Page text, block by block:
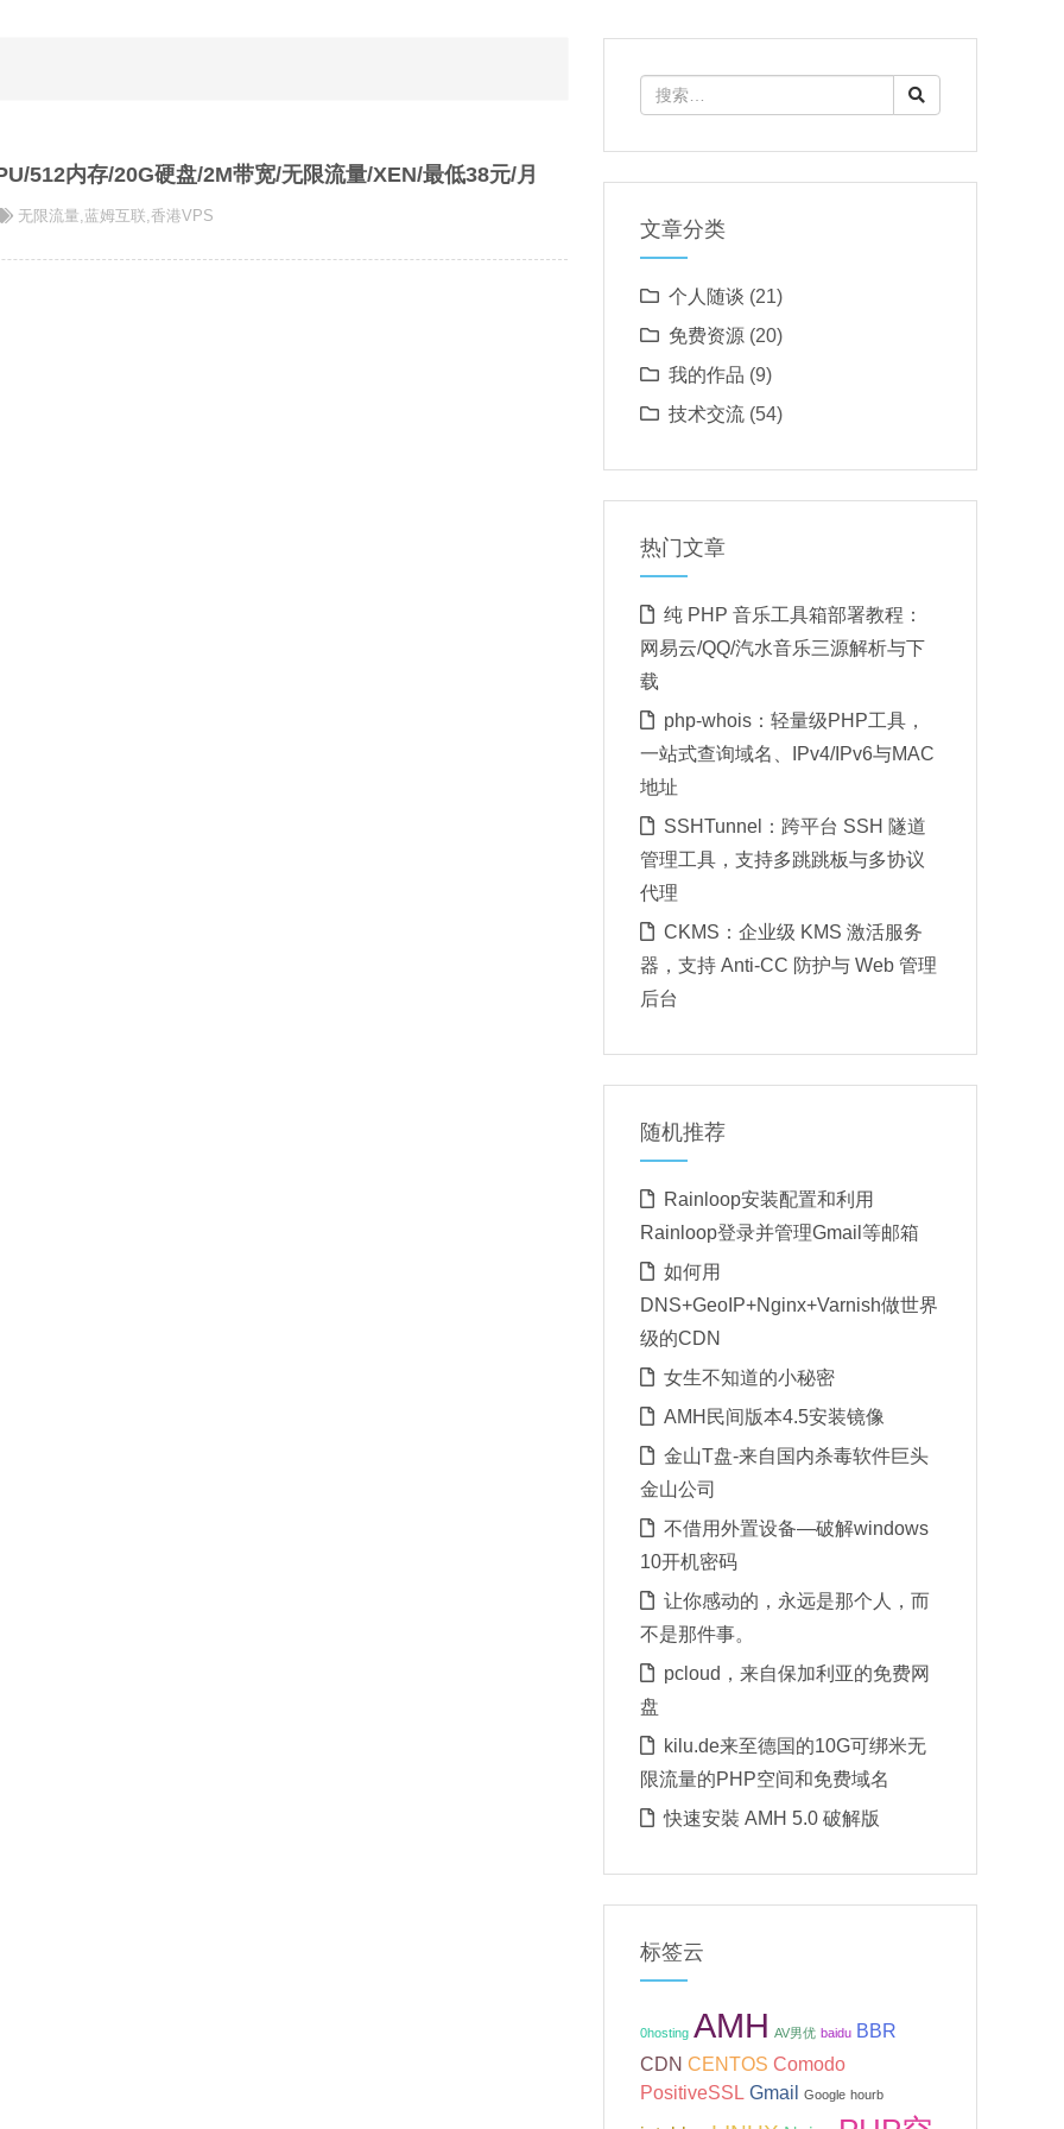
512内存/20G硬盘/2M带宽/无限流量/XEN/最低38元/月
无限流量,蓝姆互联,香港VPS
文章分类
个人随谈 (21)
免费资源(20)
我的作品 (9)
技术交流(54)
热门文章
纯 PHP 音乐工具箱部署教程：
网易云/QQ/汽水音乐三源解析与下
载
php-whois：轻量级PHP工具，
一站式查询域名、IPv4/IPv6与MAC
地址
SSHTunnel：跨平台 SSH 隧道
管理工具，支持多跳跳板与多协议
代理
CKMS：企业级 KMS 激活服务
器，支持 Anti-CC 防护与 Web 管理
后台
随机推荐
Rainloop安装配置和利用
Rainloop登录并管理Gmail等邮箱
如何用
DNS+GeoIP+Nginx+Varnish做世界
级的CDN
女生不知道的小秘密
AMH民间版本4.5安装镜像
金山T盘-来自国内杀毒软件巨头
金山公司
不借用外置设备—破解windows
10开机密码
让你感动的，永远是那个人，而
不是那件事。
pcloud，来自保加利亚的免费网
盘
kilu.de来至德国的10G可绑米无
限流量的PHP空间和免费域名
快速安裝 AMH 5.0 破解版
标签云
0hosting AMH AV男优 baidu BBR
CDN CENTOS Comodo
PositiveSSL Gmail Google hourb